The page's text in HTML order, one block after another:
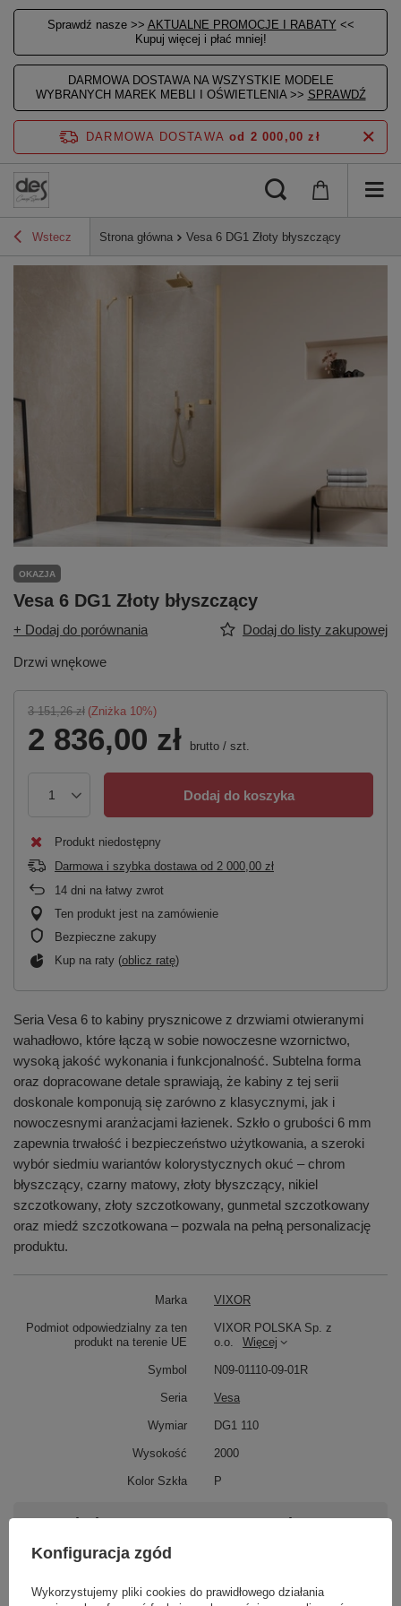
Sprawdź nasze >> AKTUALNE PROMOCJE I RABATY <<
Kupuj więcej i płać mniej!
DARMOWA DOSTAWA NA WSZYSTKIE MODELE
WYBRANYCH MAREK MEBLI I OŚWIETLENIA >> SPRAWDŹ
DARMOWA DOSTAWA od 2 000,00 zł
Wstecz Strona główna Vesa 6 DG1 Złoty błyszczący
OKAZJA
Vesa 6 DG1 Złoty błyszczący
+ Dodaj do porównania Dodaj do listy zakupowej
Drzwi wnękowe
3 151,26 zł (Zniżka 10%)
2 836,00 zł brutto / szt.
Dodaj do koszyka
Produkt niedostępny
Darmowa i szybka dostawa od 2 000,00 zł
14 dni na łatwy zwrot
Ten produkt jest na zamówienie
Bezpieczne zakupy
Kup na raty (oblicz ratę)
Seria Vesa 6 to kabiny prysznicowe z drzwiami otwieranymi
wahadłowo, które łączą w sobie nowoczesne wzornictwo,
wysoką jakość wykonania i funkcjonalność. Subtelna forma
oraz dopracowane detale sprawiają, że kabiny z tej serii
doskonale komponują się zarówno z klasycznymi, jak i
nowoczesnymi aranżacjami łazienek. Szkło o grubości 6 mm
zapewnia trwałość i bezpieczeństwo użytkowania, a szeroki
wybór siedmiu wariantów kolorystycznych okuć – chrom
błyszczący, czarny matowy, złoty błyszczący, nikiel
szczotkowany, złoty szczotkowany, gunmetal szczotkowany
oraz miedź szczotkowana – pozwala na pełną personalizację
produktu.
Marka VIXOR
Podmiot odpowiedzialny za ten
produkt na terenie UE
VIXOR POLSKA Sp. z
o.o.
Więcej
Symbol N09-01110-09-01R
Seria Vesa
Wymiar DG1 110
Wysokość 2000
Kolor Szkła P
Potrzebujesz pomocy? Masz pytania?
Zadaj pytanie a my odpowiemy niezwłocznie,
najciekawsze pytania i odpowiedzi publikując
Konfiguracja zgód
Wykorzystujemy pliki cookies do prawidłowego działania